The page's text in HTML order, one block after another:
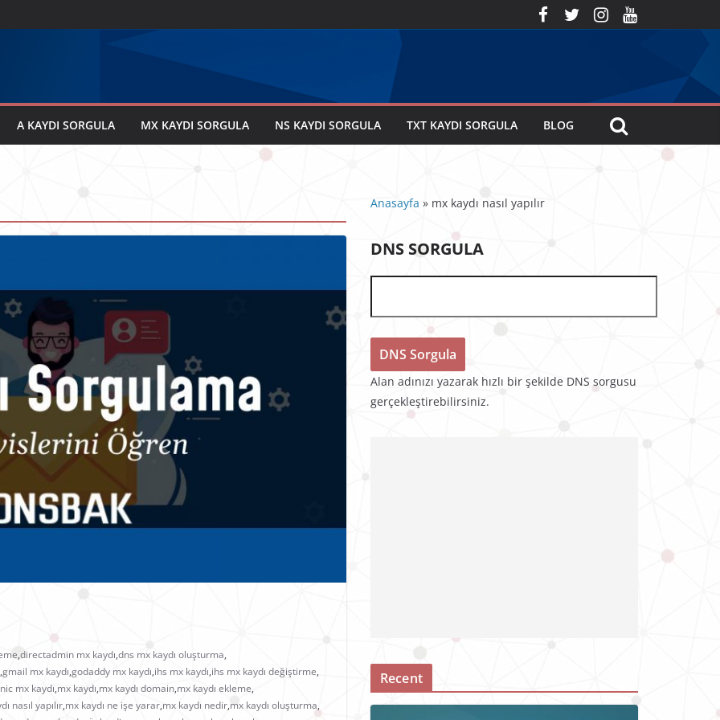
A KAYDI SORGULA MX KAYDI SORGULA NS KAYDI SORGULA TXT KAYDI SORGULA BLOG
,directadmin mx kaydı,dns mx kaydı oluşturma,
,gmail mx kaydı,godaddy mx kaydı,ihs mx kaydı,ihs mx kaydı değiştirme,
mx kaydı,mx kaydı,mx kaydı domain,mx kaydı ekleme,
nasıl yapılır,mx kaydı ne işe yarar,mx kaydı nedir,mx kaydı oluşturma,
Anasayfa » mx kaydı nasıl yapılır
DNS SORGULA
Alan adınızı yazarak hızlı bir şekilde DNS sorgusu
gerçekleştirebilirsiniz.
Recent